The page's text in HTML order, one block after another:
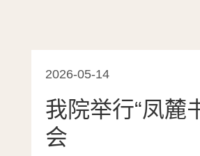
2026-05-14
我院举行“凤
会